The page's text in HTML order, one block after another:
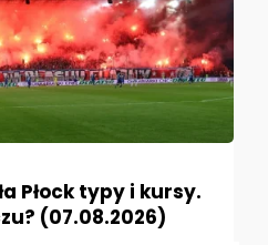
Płock typy i kursy.
(07.08.2026)